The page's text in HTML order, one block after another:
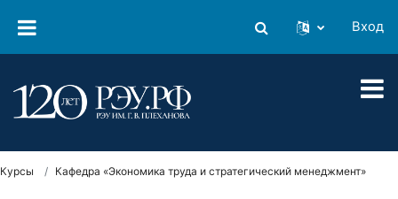
Изменить данные
Вход
Курсы Кафедра «Экономика труда и стратегический менеджмент»